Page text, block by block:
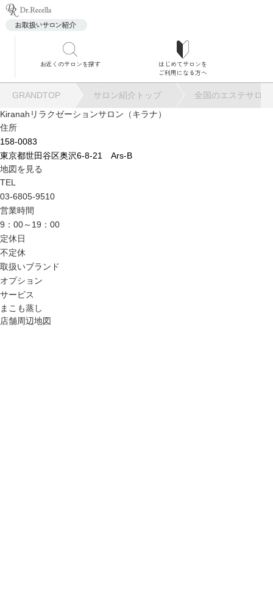
お近くのサロンを探す
はじめてサロンを
ご利用になる方へ
GRANDTOP サロン紹介トップ
全国のエステサロ
Kiranahリラクゼーションサロン（キラナ）
住所
158-0083
東京都世田谷区奥沢6-8-21 Ars-B
地図を見る
TEL
03-6805-9510
営業時間
9：00～19：00
定休日
不定休
取扱いブランド
オプション
サービス
まこも蒸し
店舗周辺地図